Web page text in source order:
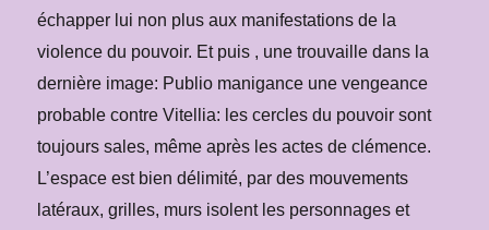
échapper lui non plus aux manifestations de la
violence du pouvoir. Et puis , une trouvaille dans la
dernière image: Publio manigance une vengeance
probable contre Vitellia: les cercles du pouvoir sont
toujours sales, même après les actes de clémence.
L’espace est bien délimité, par des mouvements
latéraux, grilles, murs isolent les personnages et